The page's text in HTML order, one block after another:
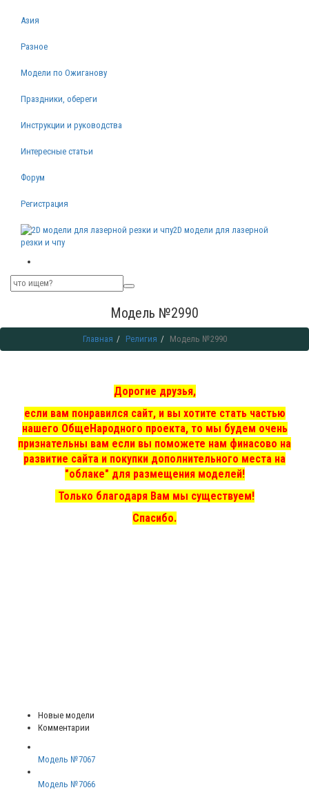
Азия
Разное
Модели по Ожиганову
Праздники, обереги
Инструкции и руководства
Интересные статьи
Форум
Регистрация
2D модели для лазерной
резки и чпу
Модель №2990
Главная Религия Модель №2990
Дорогие друзья,
если вам понравился сайт, и вы хотите стать частью
нашего ОбщеНародного проекта, то мы будем очень
признательны вам если вы поможете нам финасово на
развитие сайта и покупки дополнительного места на
"облаке" для размещения моделей!
Только благодаря Вам мы существуем!
Спасибо.
Новые модели
Комментарии
Модель №7067
Модель №7066